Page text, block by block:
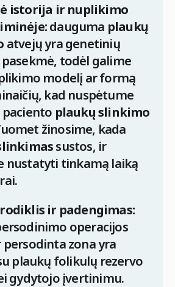
istorija ir nuplikimo
dauguma plaukų
atvejų yra genetinių
todėl galime
modelį ar formą
kad nuspėtume
plaukų slinkimo
žinosime, kada
sustos, ir
nustatyti tinkamą laiką
rodiklis ir padengimas:
operacijos
persodinta zona yra
plaukų folikulų rezervo
gydytojo įvertinimu.